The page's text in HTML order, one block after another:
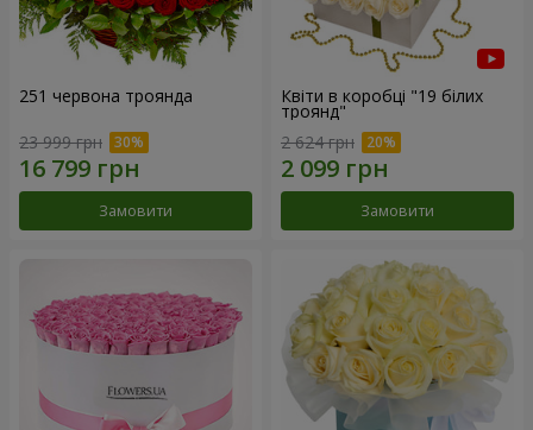
251 червона троянда
23 999 грн
Замовити
Квіти в коробці "19 білих
троянд"
2 624 грн
Замовити